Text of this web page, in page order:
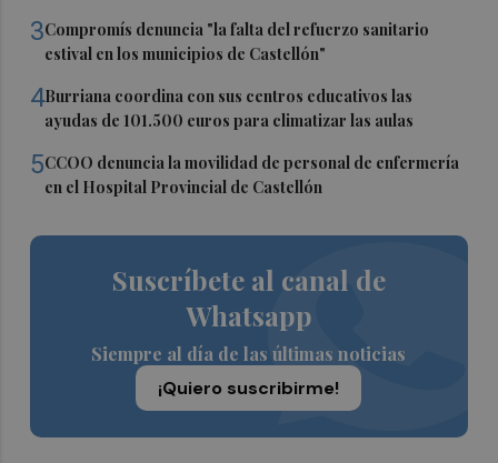
3Compromís denuncia "la falta del refuerzo sanitario
estival en los municipios de Castellón"
4Burriana coordina con sus centros educativos las
ayudas de 101.500 euros para climatizar las aulas
5CCOO denuncia la movilidad de personal de enfermería
en el Hospital Provincial de Castellón
Suscríbete al canal de
Whatsapp
Siempre al día de las últimas noticias
¡Quiero suscribirme!